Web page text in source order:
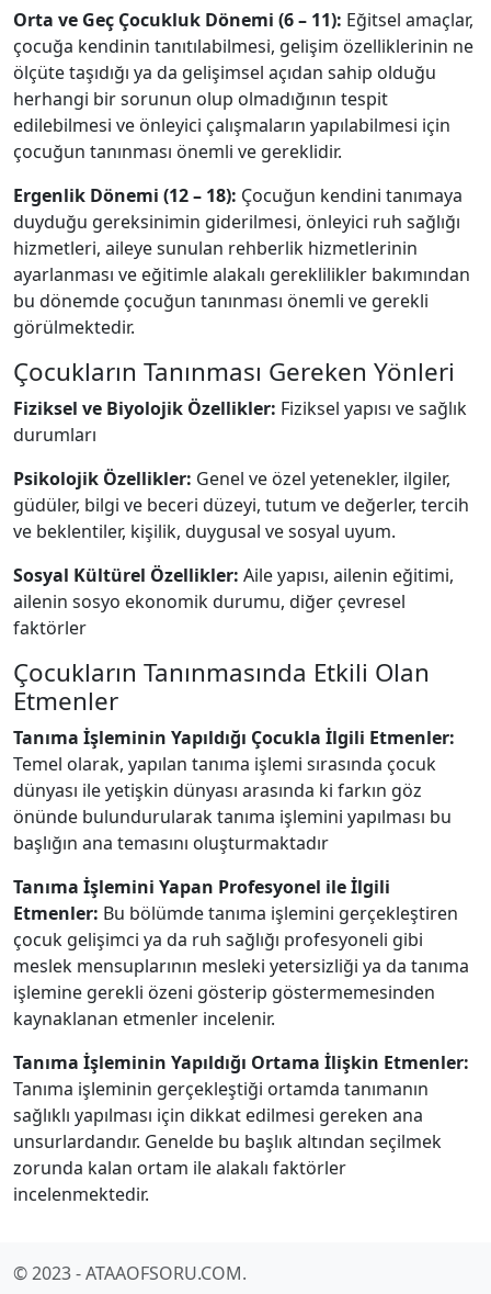
Orta ve Geç Çocukluk Dönemi (6 – 11): Eğitsel amaçlar,
çocuğa kendinin tanıtılabilmesi, gelişim özelliklerinin ne
ölçüte taşıdığı ya da gelişimsel açıdan sahip olduğu
herhangi bir sorunun olup olmadığının tespit
edilebilmesi ve önleyici çalışmaların yapılabilmesi için
çocuğun tanınması önemli ve gereklidir.
Ergenlik Dönemi (12 – 18): Çocuğun kendini tanımaya
duyduğu gereksinimin giderilmesi, önleyici ruh sağlığı
hizmetleri, aileye sunulan rehberlik hizmetlerinin
ayarlanması ve eğitimle alakalı gereklilikler bakımından
bu dönemde çocuğun tanınması önemli ve gerekli
görülmektedir.
Çocukların Tanınması Gereken Yönleri
Fiziksel ve Biyolojik Özellikler: Fiziksel yapısı ve sağlık
durumları
Psikolojik Özellikler: Genel ve özel yetenekler, ilgiler,
güdüler, bilgi ve beceri düzeyi, tutum ve değerler, tercih
ve beklentiler, kişilik, duygusal ve sosyal uyum.
Sosyal Kültürel Özellikler: Aile yapısı, ailenin eğitimi,
ailenin sosyo ekonomik durumu, diğer çevresel
faktörler
Çocukların Tanınmasında Etkili Olan
Etmenler
Tanıma İşleminin Yapıldığı Çocukla İlgili Etmenler:
Temel olarak, yapılan tanıma işlemi sırasında çocuk
dünyası ile yetişkin dünyası arasında ki farkın göz
önünde bulundurularak tanıma işlemini yapılması bu
başlığın ana temasını oluşturmaktadır
Tanıma İşlemini Yapan Profesyonel ile İlgili
Etmenler: Bu bölümde tanıma işlemini gerçekleştiren
çocuk gelişimci ya da ruh sağlığı profesyoneli gibi
meslek mensuplarının mesleki yetersizliği ya da tanıma
işlemine gerekli özeni gösterip göstermemesinden
kaynaklanan etmenler incelenir.
Tanıma İşleminin Yapıldığı Ortama İlişkin Etmenler:
Tanıma işleminin gerçekleştiği ortamda tanımanın
sağlıklı yapılması için dikkat edilmesi gereken ana
unsurlardandır. Genelde bu başlık altından seçilmek
zorunda kalan ortam ile alakalı faktörler
incelenmektedir.
© 2023 - ATAAOFSORU.COM.